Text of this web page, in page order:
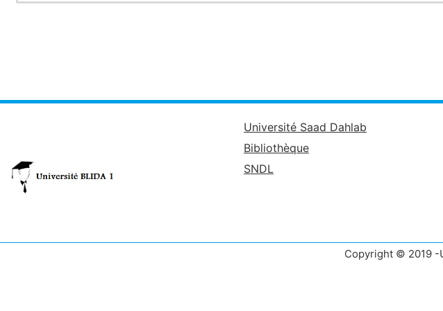
Université Saad Dahlab
Bibliothèque
SNDL
Copyright © 2019 -